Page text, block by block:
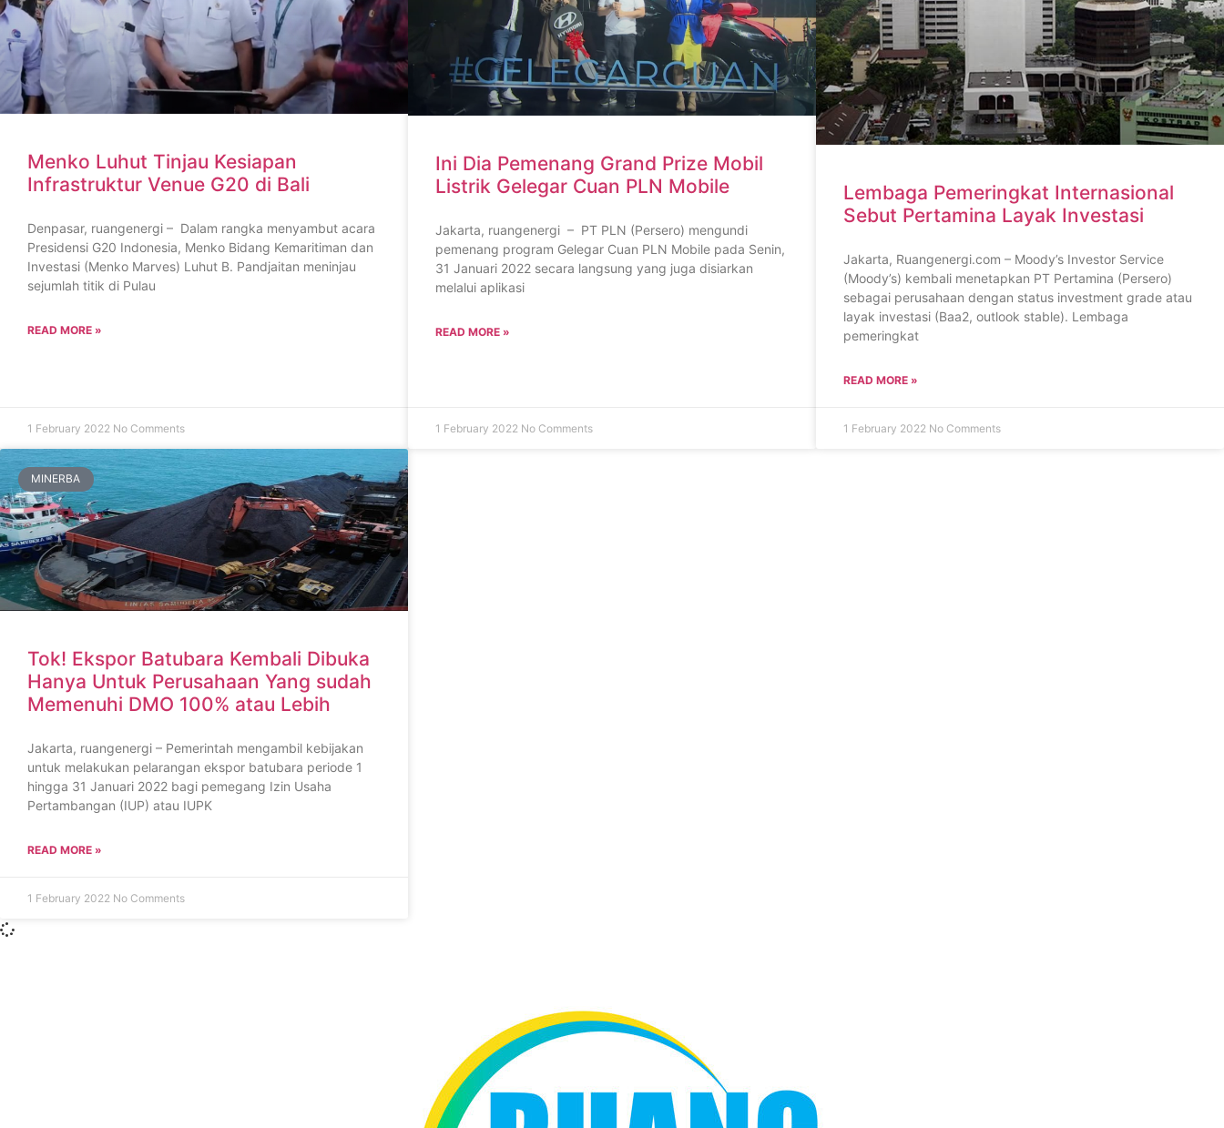
Menko Luhut Tinjau Kesiapan
Infrastruktur Venue G20 di Bali
Denpasar, ruangenergi – Dalam rangka menyambut acara
Presidensi G20 Indonesia, Menko Bidang Kemaritiman dan
Investasi (Menko Marves) Luhut B. Pandjaitan meninjau
sejumlah titik di Pulau
READ MORE »
1 February 2022 No Comments
Ini Dia Pemenang Grand Prize Mobil
Listrik Gelegar Cuan PLN Mobile
Jakarta, ruangenergi – PT PLN (Persero) mengundi
pemenang program Gelegar Cuan PLN Mobile pada Senin,
31 Januari 2022 secara langsung yang juga disiarkan
melalui aplikasi
READ MORE »
1 February 2022 No Comments
Lembaga Pemeringkat Internasional
Sebut Pertamina Layak Investasi
Jakarta, Ruangenergi.com – Moody’s Investor Service
(Moody’s) kembali menetapkan PT Pertamina (Persero)
sebagai perusahaan dengan status investment grade atau
layak investasi (Baa2, outlook stable). Lembaga
pemeringkat
READ MORE »
1 February 2022 No Comments
MINERBA
Tok! Ekspor Batubara Kembali Dibuka
Hanya Untuk Perusahaan Yang sudah
Memenuhi DMO 100% atau Lebih
Jakarta, ruangenergi – Pemerintah mengambil kebijakan
untuk melakukan pelarangan ekspor batubara periode 1
hingga 31 Januari 2022 bagi pemegang Izin Usaha
Pertambangan (IUP) atau IUPK
READ MORE »
1 February 2022 No Comments